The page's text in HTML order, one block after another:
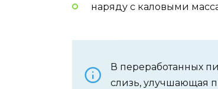
наряду с каловыми
В переработанных
слизь, улучшающая